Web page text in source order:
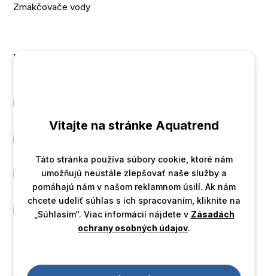
Zmäkčovače vody
Kontakt
Facebook
Youtube
Vitajte na stránke Aquatrend
Táto stránka používa súbory cookie, ktoré nám
umožňujú neustále zlepšovať naše služby a
pomáhajú nám v našom reklamnom úsilí. Ak nám
chcete udeliť súhlas s ich spracovaním, kliknite na
„Súhlasím“. Viac informácií nájdete v Zásadách
ochrany osobných údajov.